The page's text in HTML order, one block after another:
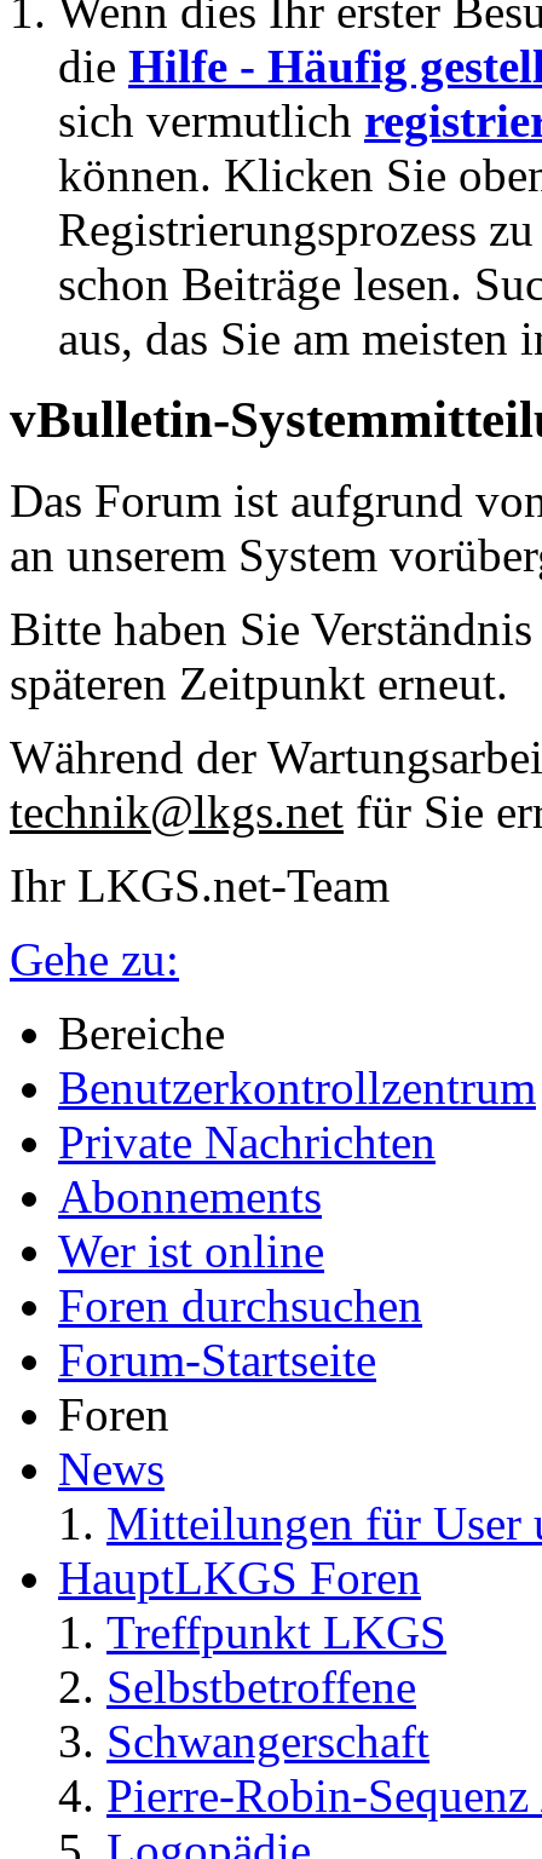
Wenn dies Ihr erster
die Hilfe - Häufig
sich vermutlich
können. Klicken Sie
Registrierungsprozess
schon Beiträge lesen.
aus, das Sie am meisten
vBulletin-
Das Forum ist aufgrund
an unserem System
Bitte haben Sie
späteren Zeitpunkt erneut.
Während der
technik@lkgs.net für Sie
Ihr LKGS.net-Team
Gehe zu:
Bereiche
Benutzerkontrollzentrum
Private Nachrichten
Abonnements
Wer ist online
Foren durchsuchen
Forum-Startseite
Foren
News
Mitteilungen für User
HauptLKGS Foren
Treffpunkt LKGS
Selbstbetroffene
Schwangerschaft
Pierre-Robin-